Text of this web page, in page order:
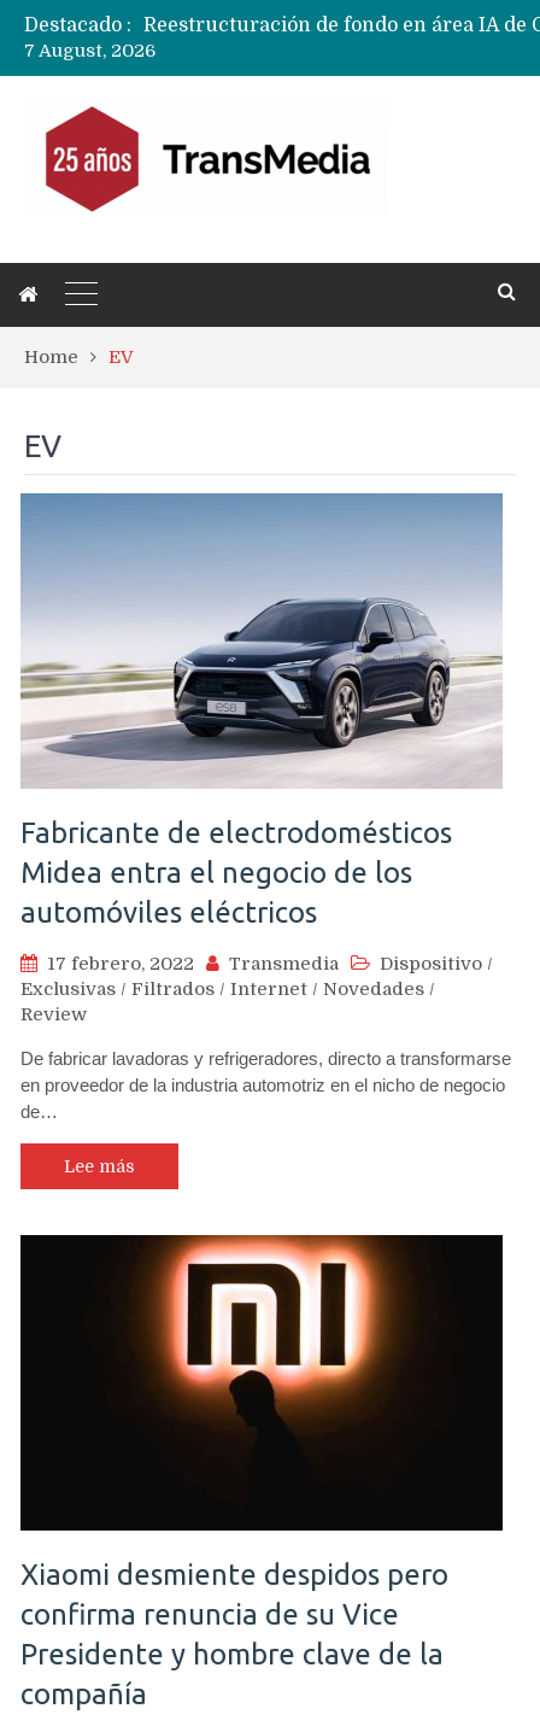
Destacado :
7 August, 2026
Home EV
EV
Fabricante de electrodomésticos
Midea entra el negocio de los
automóviles eléctricos
17 febrero, 2022 Transmedia Dispositivo /
Exclusivas / Filtrados / Internet / Novedades /
Review
De fabricar lavadoras y refrigeradores, directo a transformarse
en proveedor de la industria automotriz en el nicho de negocio
de…
Lee más
Xiaomi desmiente despidos pero
confirma renuncia de su Vice
Presidente y hombre clave de la
compañía